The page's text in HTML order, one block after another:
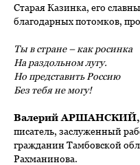
Старая Казинка, его
благодарных потомков,
Ты в стране – как росинка
На раздольном лугу.
Но представить Россию
Без тебя не могу!
Валерий АРШАНСКИЙ,
писатель, заслуженный
гражданин Тамбовской
Рахманинова.